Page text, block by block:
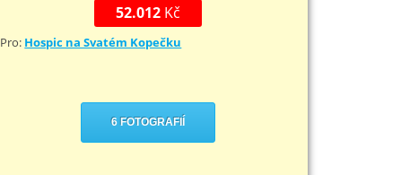
52.012 Kč
Pro: Hospic na Svatém Kopečku
6 FOTOGRAFIÍ